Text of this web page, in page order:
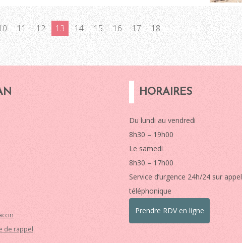
11 12 13 14 15 16 17 18
de rappel
HORAIRES
Du lundi au vendredi
8h30 – 19h00
Le samedi
8h30 – 17h00
Service d’urgence 24h/24 sur appel
téléphonique
Prendre RDV en ligne